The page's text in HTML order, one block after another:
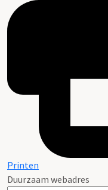
Printen
Duurzaam webadres